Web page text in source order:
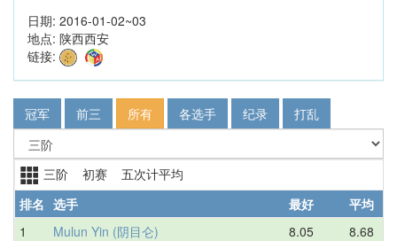
日期: 2016-01-02~03
地点: 陕西西安
链接:
冠军 前三 所有 各选手 纪录 打乱
三阶 初赛 五次计平均
排名 选手 最好 平均
1
Mulun Yin (阴目仑) 8.05 8.68